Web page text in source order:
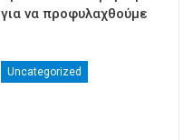
για να προφυλαχθούμε
Uncategorized